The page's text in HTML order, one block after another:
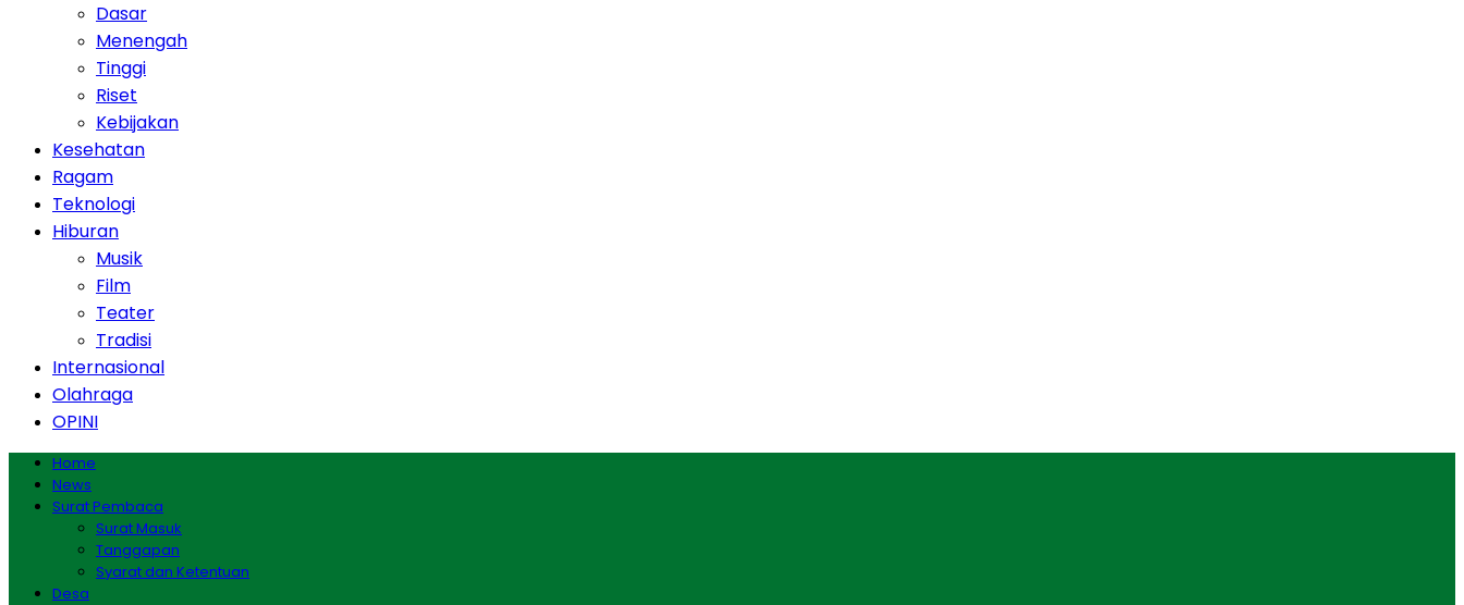
Dasar
Menengah
Tinggi
Riset
Kebijakan
Kesehatan
Ragam
Teknologi
Hiburan
Musik
Film
Teater
Tradisi
Internasional
Olahraga
OPINI
Home
News
Surat Pembaca
Surat Masuk
Tanggapan
Syarat dan Ketentuan
Desa